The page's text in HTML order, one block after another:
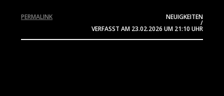
NEUIGKEITEN
/
VERFASST AM 23.02.2026 UM 21:10 UHR
PERMALINK